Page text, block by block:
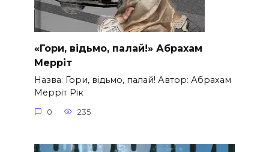
«Гори, відьмо, палай!» Абрахам
Мерріт
Назва: Гори, відьмо, палай! Автор: Абрахам
Мерріт Рік
0 235